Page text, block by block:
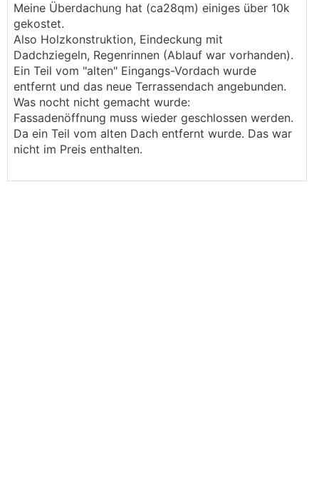
Meine Überdachung hat (ca28qm) einiges über 10k
gekostet.
Also Holzkonstruktion, Eindeckung mit
Dadchziegeln, Regenrinnen (Ablauf war vorhanden).
Ein Teil vom "alten" Eingangs-Vordach wurde
entfernt und das neue Terrassendach angebunden.
Was nocht nicht gemacht wurde:
Fassadenöffnung muss wieder geschlossen werden.
Da ein Teil vom alten Dach entfernt wurde. Das war
nicht im Preis enthalten.